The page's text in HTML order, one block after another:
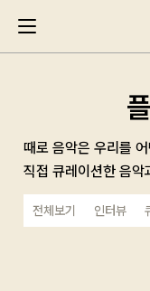
때로 음악은 우리를
직접 큐레이션한 음악
전체보기 인터뷰